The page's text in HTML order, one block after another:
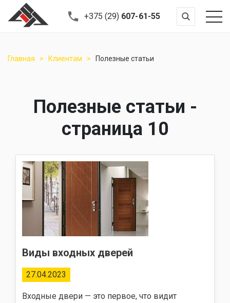
+375 (29) 607-61-55
Главная Клиентам Полезные статьи
Полезные статьи -
страница 10
Виды входных дверей
27.04.2023
Входные двери — это первое, что видит